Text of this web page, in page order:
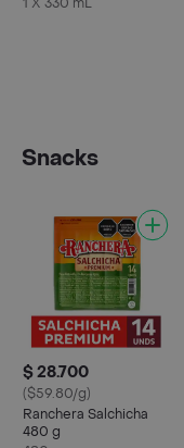
Snacks
$ 28.700
($59.80/g)
Ranchera Salchicha
480 g